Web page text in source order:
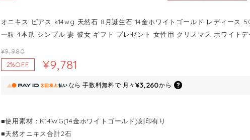
オニキス ピアス k14wg 天然石 8月誕生石 14金ホワイトゴールド レディー
一粒 4本爪 シンプル 妻 彼女 ギフト プレゼント 女性用 クリスマス ホワイトデ
¥9,980
2%OFF
¥9,781
なら 手数料無料で 月々¥3,260から
■使用素材：K14WG(14金ホワイトゴールド)刻印有り
■天然オニキス合計2石